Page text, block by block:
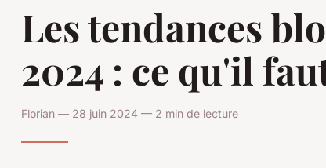
Les tendances
2024 : ce qu'il
Florian — 28 juin 2024 — 2 min de lecture